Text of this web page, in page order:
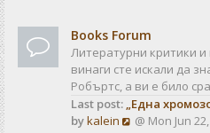
p
o
s
w
t
h
e
l
a
Books Forum
Литературни критики
винаги сте искали да
Робъртс, а ви е било
Last post: „Една
bykalein
V@ Mon Jun